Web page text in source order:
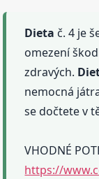
Dieta č. 4 je
omezení
zdravých.
nemocná
se dočtete v
VHODNÉ
https://